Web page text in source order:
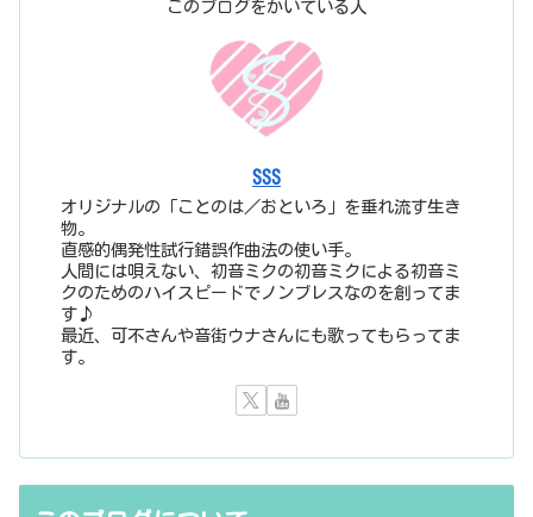
このブログをかいている人
SSS
オリジナルの「ことのは／おといろ」を垂れ流す生き
物。
直感的偶発性試行錯誤作曲法の使い手。
人間には唄えない、初音ミクの初音ミクによる初音ミ
クのためのハイスピードでノンブレスなのを創ってま
す♪
最近、可不さんや音街ウナさんにも歌ってもらってま
す。